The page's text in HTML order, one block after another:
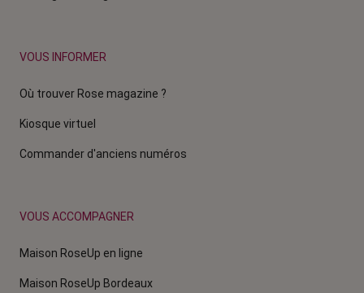
VOUS INFORMER
Où trouver Rose magazine ?
Kiosque virtuel
Commander d'anciens numéros
VOUS ACCOMPAGNER
Maison RoseUp en ligne
Maison RoseUp Bordeaux